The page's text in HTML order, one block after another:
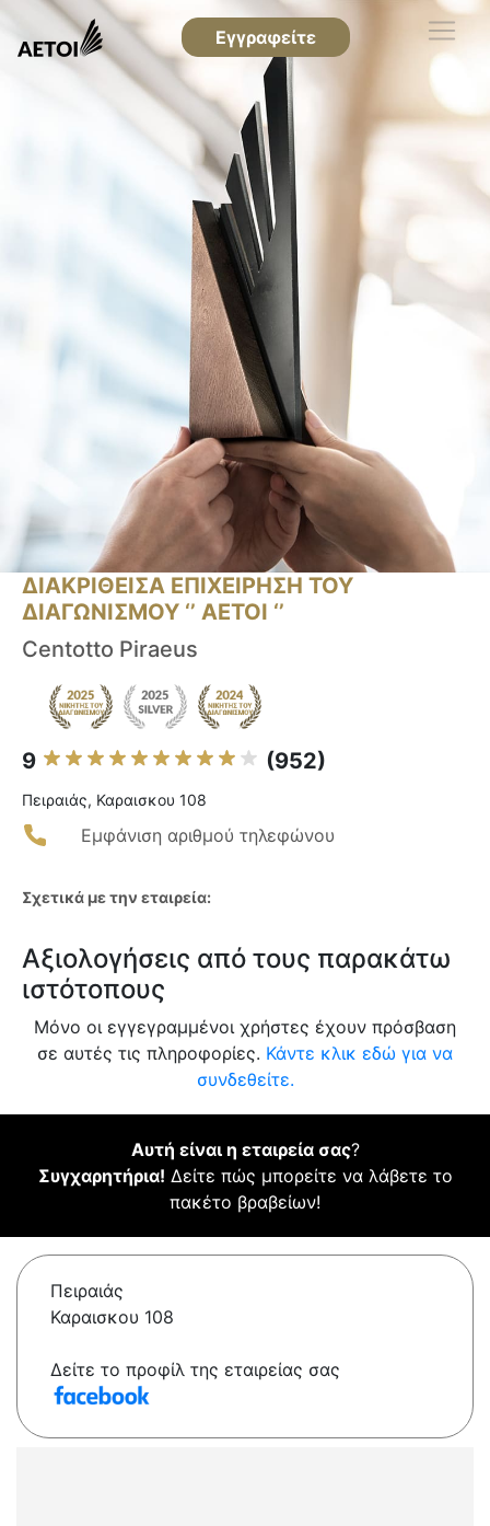
Εγγραφείτε
ΔΙΑΚΡΙΘΕΙΣΑ ΕΠΙΧΕΙΡΗΣΗ ΤΟΥ
ΔΙΑΓΩΝΙΣΜΟΥ ‘’ ΑΕΤΟΙ ‘’
Centotto Piraeus
9 (952)
Πειραιάς, Καραισκου 108
Εμφάνιση αριθμού τηλεφώνου
Σχετικά με την εταιρεία:
Αξιολογήσεις από τους παρακάτω
ιστότοπους
Μόνο οι εγγεγραμμένοι χρήστες έχουν πρόσβαση
σε αυτές τις πληροφορίες. Κάντε κλικ εδώ για να
συνδεθείτε.
Αυτή είναι η εταιρεία σας?
Συγχαρητήρια! Δείτε πώς μπορείτε να λάβετε το
πακέτο βραβείων!
Πειραιάς
Καραισκου 108
Δείτε το προφίλ της εταιρείας σας